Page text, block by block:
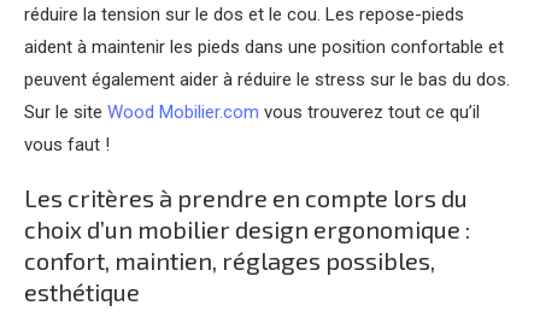
réduire la tension sur le dos et le cou. Les repose-pieds
aident à maintenir les pieds dans une position confortable et
peuvent également aider à réduire le stress sur le bas du dos.
Sur le site Wood Mobilier.com vous trouverez tout ce qu’il
vous faut !
Les critères à prendre en compte lors du
choix d’un mobilier design ergonomique :
confort, maintien, réglages possibles,
esthétique